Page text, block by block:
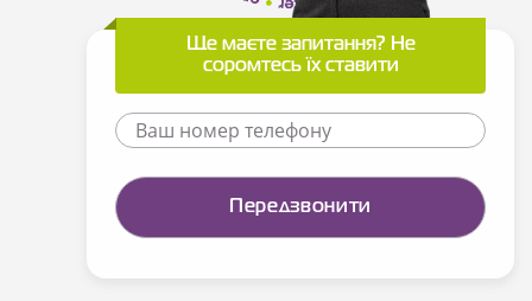
Ще маєте запитання? Не
соромтесь їх ставити